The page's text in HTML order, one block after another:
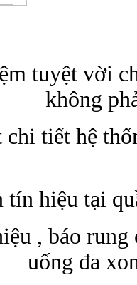
tuyệt vời
không
tiết hệ
tín hiệu tại
, báo rung
uống đa